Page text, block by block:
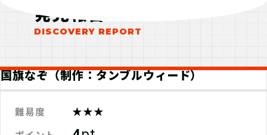
発見報告
国旗なぞ（制作：タンブルウィード）
難易度 ★★★